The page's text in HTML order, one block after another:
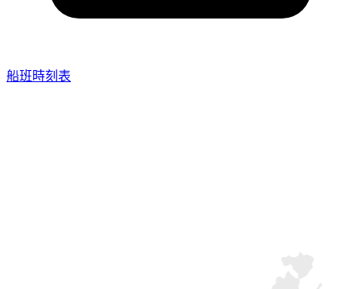
船班時刻表